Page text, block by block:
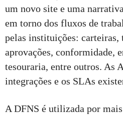
um novo site e uma
em torno dos fluxos de
pelas instituições: carteiras,
aprovações, conformidade,
tesouraria, entre outros. As
integrações e os SLAs
A DFNS é utilizada por